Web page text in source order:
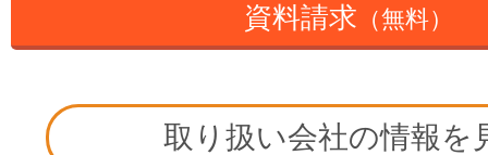
資料請求 （無料）
取り扱い会社の情報を